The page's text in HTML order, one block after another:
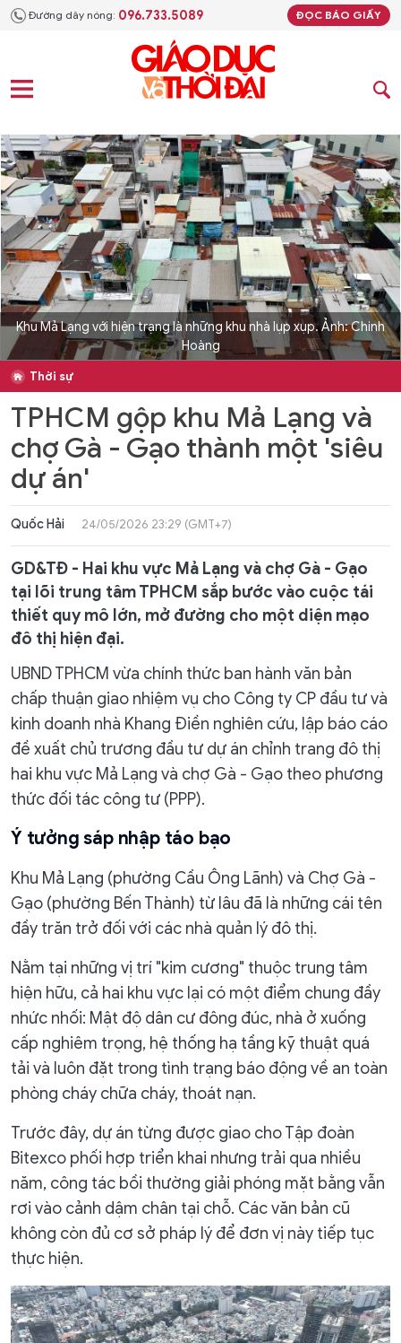
Đường dây nóng: 096.733.5089 ĐỌC BÁO GIẤY
Khu Mả Lạng với hiện trạng là những khu nhà lụp xụp. Ảnh: Chinh
Hoàng
Thời sự
TPHCM gộp khu Mả Lạng và
chợ Gà - Gạo thành một 'siêu
dự án'
Quốc Hải 24/05/2026 23:29 (GMT+7)
GD&TĐ - Hai khu vực Mả Lạng và chợ Gà - Gạo
tại lõi trung tâm TPHCM sắp bước vào cuộc tái
thiết quy mô lớn, mở đường cho một diện mạo
đô thị hiện đại.
UBND TPHCM vừa chính thức ban hành văn bản
chấp thuận giao nhiệm vụ cho Công ty CP đầu tư và
kinh doanh nhà Khang Điền nghiên cứu, lập báo cáo
đề xuất chủ trương đầu tư dự án chỉnh trang đô thị
hai khu vực Mả Lạng và chợ Gà - Gạo theo phương
thức đối tác công tư (PPP).
Ý tưởng sáp nhập táo bạo
Khu Mả Lạng (phường Cầu Ông Lãnh) và Chợ Gà -
Gạo (phường Bến Thành) từ lâu đã là những cái tên
đầy trăn trở đối với các nhà quản lý đô thị.
Nằm tại những vị trí "kim cương" thuộc trung tâm
hiện hữu, cả hai khu vực lại có một điểm chung đầy
nhức nhối: Mật độ dân cư đông đúc, nhà ở xuống
cấp nghiêm trọng, hệ thống hạ tầng kỹ thuật quá
tải và luôn đặt trong tình trạng báo động về an toàn
phòng cháy chữa cháy, thoát nạn.
Trước đây, dự án từng được giao cho Tập đoàn
Bitexco phối hợp triển khai nhưng trải qua nhiều
năm, công tác bồi thường giải phóng mặt bằng vẫn
rơi vào cảnh dậm chân tại chỗ. Các văn bản cũ
không còn đủ cơ sở pháp lý để đơn vị này tiếp tục
thực hiện.